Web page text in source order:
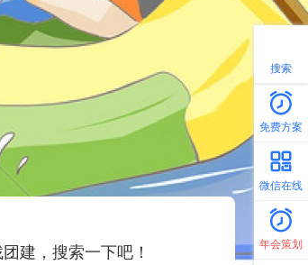
免费方案
微信在线
年会策划
搜索
建，搜索一下吧！